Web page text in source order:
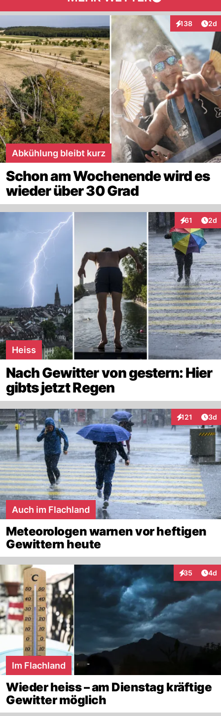
138
Interaktionen
2d
Abkühlung bleibt kurz
Schon am Wochenende wird es
wieder über 30 Grad
61
Interaktionen
2d
Heiss
Nach Gewitter von gestern: Hier
gibts jetzt Regen
121
Interaktionen
3d
Auch im Flachland
Meteorologen warnen vor heftigen
Gewittern heute
35
Interaktionen
4d
Im Flachland
Wieder heiss – am Dienstag kräftige
Gewitter möglich